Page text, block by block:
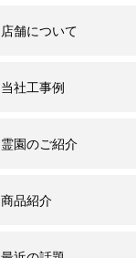
店舗について
当社工事例
霊園のご紹介
商品紹介